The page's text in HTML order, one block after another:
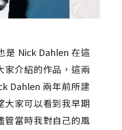
是 Nick Dahlen 在這
家介紹的作品，這兩
Dahlen 兩年前所建
大家可以看到我早期
管當時我對自己的風